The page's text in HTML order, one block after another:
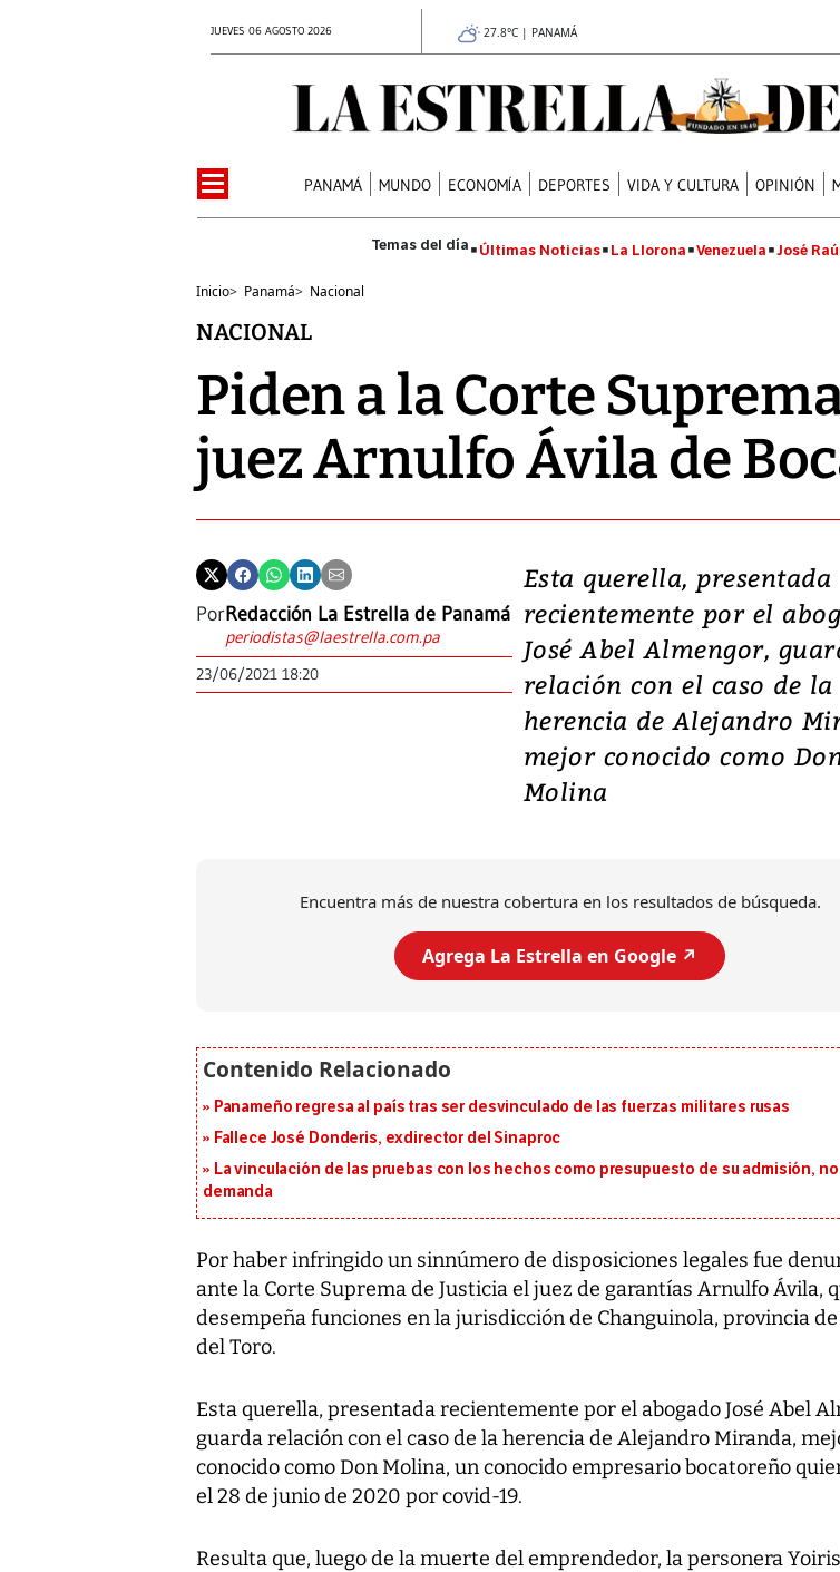
JUEVES 06 AGOSTO 2026 27.8°C | PANAMÁ
PANAMÁ MUNDO ECONOMÍA DEPORTES VIDA Y CULTURA OPINIÓN
Últimas Noticias La Llorona Venezuela José
Inicio> Panamá> Nacional
NACIONAL
Piden a la Corte
juez Arnulfo Ávila de
PorRedacción La Estrella de Panamá
periodistas@laestrella.com.pa
23/06/2021 18:20
Esta querella, presentada
recientemente por el
José Abel Almengor,
relación con el caso de la
herencia de Alejandro
mejor conocido como
Molina
Encuentra más de nuestra cobertura en los resultados de búsqueda.
Agrega La Estrella en Google ↗️
Panameño regresa al país tras ser desvinculado de las fuerzas militares rusas
Fallece José Donderis, exdirector del Sinaproc
La vinculación de las pruebas con los hechos como presupuesto de su admisión, no
demanda
Por haber infringido un sinnúmero de disposiciones legales fue
ante la Corte Suprema de Justicia el juez de garantías Arnulfo Ávila,
desempeña funciones en la jurisdicción de Changuinola, provincia de
del Toro.
Esta querella, presentada recientemente por el abogado José Abel
guarda relación con el caso de la herencia de Alejandro Miranda,
conocido como Don Molina, un conocido empresario bocatoreño
el 28 de junio de 2020 por covid-19.
Resulta que, luego de la muerte del emprendedor, la personera Yoiris
Video, Japón:
deja heridos y
daños en
7,1 se registró este martes
julio en la prefectura de
al sur de Japón,